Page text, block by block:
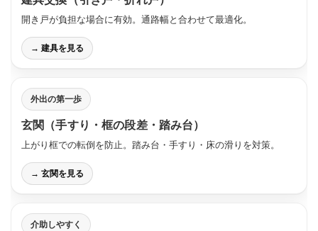
開き戸が負担な場合に有効。通路幅と合わせて最適化。
→ 建具を見る
外出の第一歩
玄関（手すり・框の段差・踏み台）
上がり框での転倒を防止。踏み台・手すり・床の滑りを対策。
→ 玄関を見る
介助しやすく